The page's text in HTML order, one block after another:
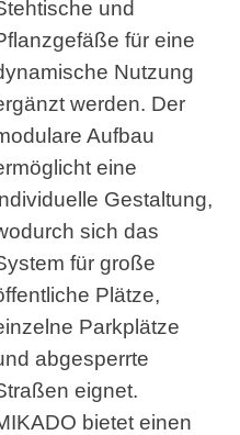
und
für eine
Nutzung
werden. Der
Aufbau
eine
Gestaltung,
sich das
für große
Plätze,
Parkplätze
abgesperrte
eignet.
bietet einen